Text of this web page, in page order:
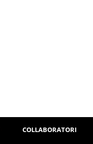
COLLABORATORI